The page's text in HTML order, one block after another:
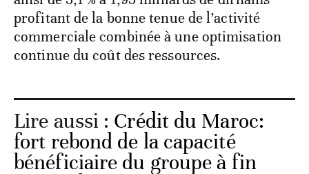
profitant de la bonne tenue de l’activité
commerciale combinée à une optimisation
continue du coût des ressources.
Lire aussi : Crédit du Maroc:
fort rebond de la capacité
bénéficiaire du groupe à fin